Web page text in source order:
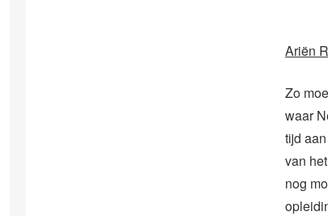
Ariën
Zo
waar
tijd
van
nog